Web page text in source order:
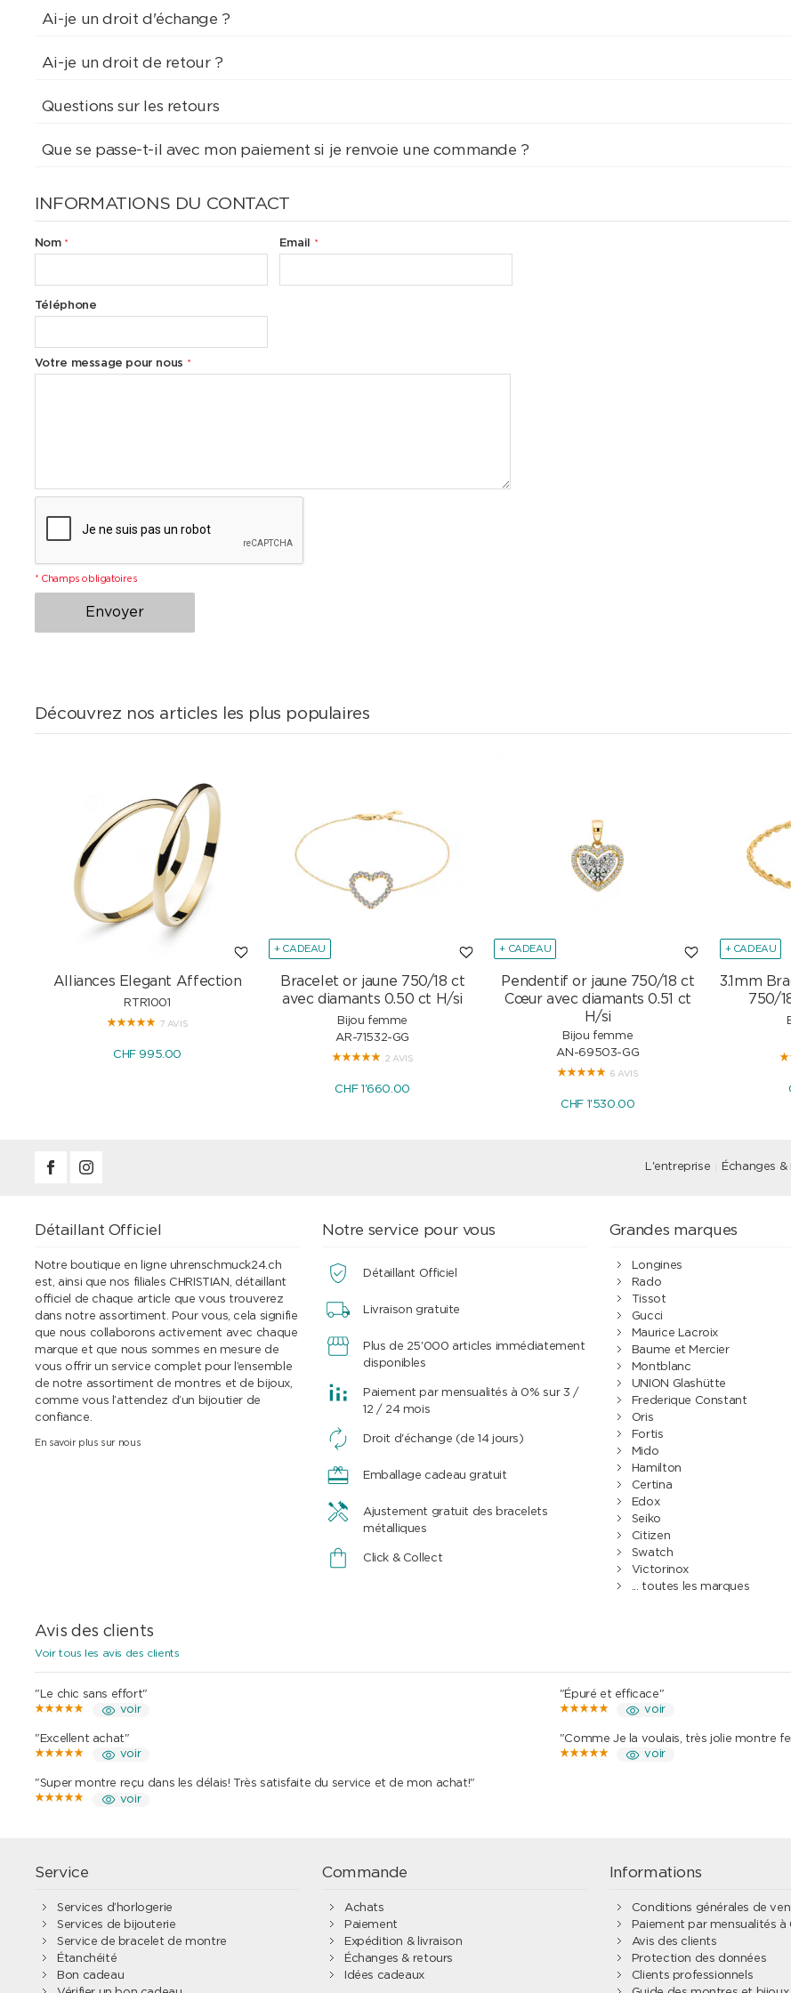
Ai-je un droit d'échange ?
Ai-je un droit de retour ?
Questions sur les retours
Que se passe-t-il avec mon paiement si je renvoie une commande ?
INFORMATIONS DU CONTACT
Nom Email
Téléphone
Votre message pour nous
* Champs obligatoires
Envoyer
Découvrez nos articles les plus populaires
Alliances Elegant Affection
RTR1001
7 AVIS
CHF 995.00
+ CADEAU
Bracelet or jaune 750/18 ct
avec diamants 0.50 ct H/si
Bijou femme
AR-71532-GG
2 AVIS
CHF 1'660.00
+ CADEAU
Pendentif or jaune 750/18 ct
Cœur avec diamants 0.51 ct
H/si
Bijou femme
AN-69503-GG
6 AVIS
CHF 1'530.00
+ CADEAU
3.1mm
750/
L'entreprise Échanges
Détaillant Officiel
Notre boutique en ligne uhrenschmuck24.ch
est, ainsi que nos filiales CHRISTIAN, détaillant
officiel de chaque article que vous trouverez
dans notre assortiment. Pour vous, cela signifie
que nous collaborons activement avec chaque
marque et que nous sommes en mesure de
vous offrir un service complet pour l’ensemble
de notre assortiment de montres et de bijoux,
comme vous l’attendez d’un bijoutier de
confiance.
En savoir plus sur nous
Notre service pour vous
Détaillant Officiel
Livraison gratuite
Plus de 25'000 articles immédiatement
disponibles
Paiement par mensualités à 0% sur 3 /
12 / 24 mois
Droit d'échange (de 14 jours)
Emballage cadeau gratuit
Ajustement gratuit des bracelets
métalliques
Click & Collect
Grandes marques
Longines
Rado
Tissot
Gucci
Maurice Lacroix
Baume et Mercier
Montblanc
UNION Glashütte
Frederique Constant
Oris
Fortis
Mido
Hamilton
Certina
Edox
Seiko
Citizen
Swatch
Victorinox
... toutes les marques
Avis des clients
Voir tous les avis des clients
"Le chic sans effort"
voir
"Épuré et efficace"
voir
"Excellent achat"
voir
"Comme Je la voulais, très jolie montre
voir
"Super montre reçu dans les délais! Très satisfaite du service et de mon achat!"
voir
Service
Services d’horlogerie
Services de bijouterie
Service de bracelet de montre
Étanchéité
Bon cadeau
Commande
Achats
Paiement
Expédition & livraison
Échanges & retours
Idées cadeaux
Informations
Conditions générales de
Paiement par mensualités à
Avis des clients
Protection des données
Clients professionnels